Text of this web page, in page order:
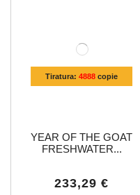
Tiratura:4888 copie
YEAR OF THE GOAT
FRESHWATER...
233,29 €